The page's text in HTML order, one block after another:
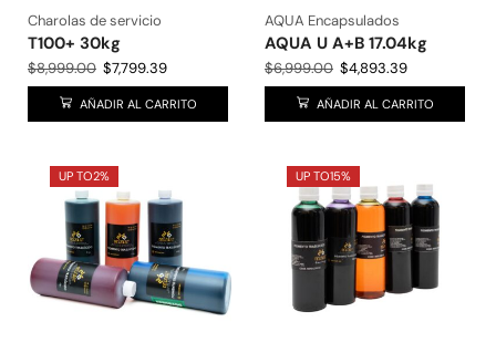
Charolas de servicio
T100+ 30kg
$8,999.00 $7,799.39
AÑADIR AL CARRITO
AQUA Encapsulados
AQUA U A+B 17.04kg
$6,999.00 $4,893.39
AÑADIR AL CARRITO
UP TO2% UP TO15%